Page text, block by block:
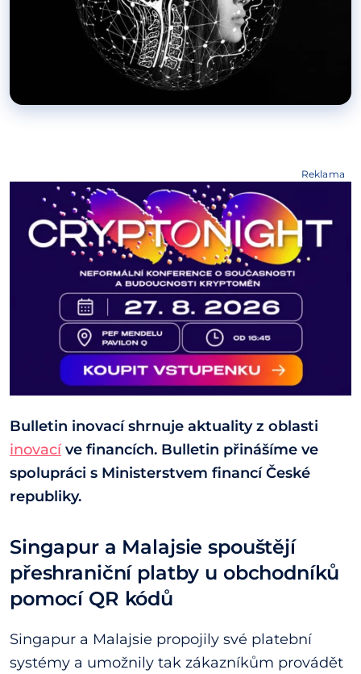
Reklama
Bulletin inovací shrnuje aktuality z oblasti
inovacíve financích. Bulletin přinášíme ve
spolupráci s Ministerstvem financí České
republiky.
Singapur a Malajsie spouštějí
přeshraniční platby u obchodníků
pomocí QR kódů
Singapur a Malajsie propojily své platební
systémy a umožnily tak zákazníkům provádět